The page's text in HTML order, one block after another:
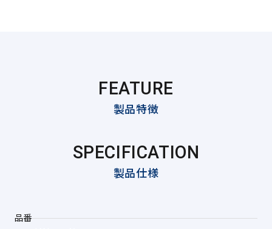
FEATURE
製品特徴
SPECIFICATION
製品仕様
品番